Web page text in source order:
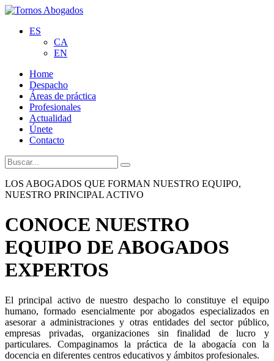
ES
CA
EN
Home
Despacho
Áreas de práctica
Profesionales
Actualidad
Únete
Contacto
LOS ABOGADOS QUE FORMAN NUESTRO EQUIPO,
NUESTRO PRINCIPAL ACTIVO
CONOCE NUESTRO
EQUIPO DE ABOGADOS
EXPERTOS
El principal activo de nuestro despacho lo constituye el equipo
humano, formado esencialmente por abogados especializados en
asesorar a administraciones y otras entidades del sector público,
empresas privadas, organizaciones sin finalidad de lucro y
particulares. Compaginamos la práctica de la abogacía con la
docencia en diferentes centros educativos y ámbitos profesionales.